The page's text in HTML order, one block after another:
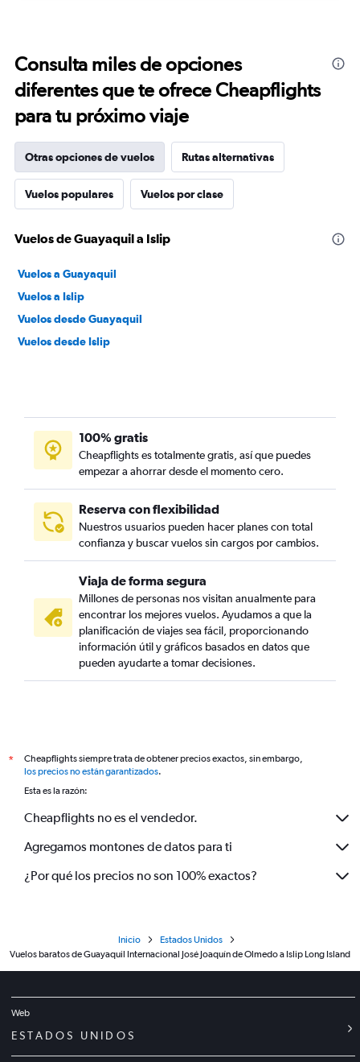
Consulta miles de opciones
diferentes que te ofrece Cheapflights
para tu próximo viaje
Otras opciones de vuelos Rutas alternativas
Vuelos populares Vuelos por clase
Vuelos de Guayaquil a Islip
Vuelos a Guayaquil
Vuelos a Islip
Vuelos desde Guayaquil
Vuelos desde Islip
100% gratis
Cheapflights es totalmente gratis, así que puedes
empezar a ahorrar desde el momento cero.
Reserva con flexibilidad
Nuestros usuarios pueden hacer planes con total
confianza y buscar vuelos sin cargos por cambios.
Viaja de forma segura
Millones de personas nos visitan anualmente para
encontrar los mejores vuelos. Ayudamos a que la
planificación de viajes sea fácil, proporcionando
información útil y gráficos basados en datos que
pueden ayudarte a tomar decisiones.
*
Cheapflights siempre trata de obtener precios exactos, sin embargo,
los precios no están garantizados.
Esta es la razón:
Cheapflights no es el vendedor.
Agregamos montones de datos para ti
¿Por qué los precios no son 100% exactos?
Inicio
Estados Unidos
Vuelos baratos de Guayaquil Internacional José Joaquín de Olmedo a Islip Long Island
Web
ESTADOS UNIDOS